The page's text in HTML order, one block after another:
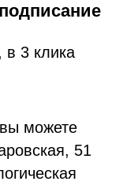
в 3 клика
можете
51